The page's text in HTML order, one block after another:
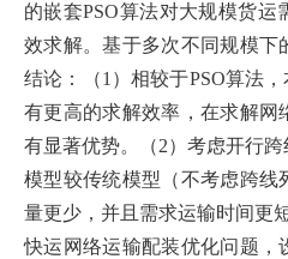
的嵌套PSO算法对大规模货
效求解。基于多次不同规模下
结论：（1）相较于PSO算法
有更高的求解效率，在求解网
有显著优势。（2）考虑开行
模型较传统模型（不考虑跨线
量更少，并且需求运输时间更
快运网络运输配装优化问题，